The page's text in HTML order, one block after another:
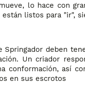
lo hace con
listos para "ir",
deben
Un criador
conformación, así
en sus escrotos